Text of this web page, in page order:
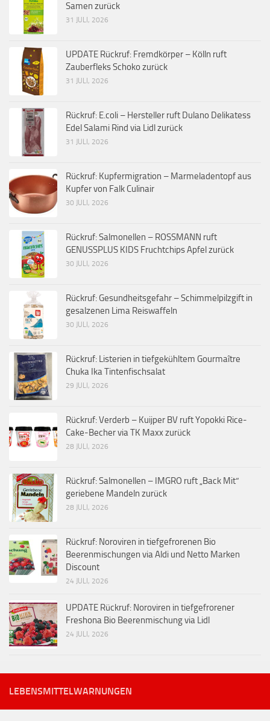
Samen zurück
31 JULI, 2026
UPDATE Rückruf: Fremdkörper – Kölln ruft
Zauberfleks Schoko zurück
31 JULI, 2026
Rückruf: E.coli – Hersteller ruft Dulano Delikatess
Edel Salami Rind via Lidl zurück
31 JULI, 2026
Rückruf: Kupfermigration – Marmeladentopf aus
Kupfer von Falk Culinair
30 JULI, 2026
Rückruf: Salmonellen – ROSSMANN ruft
GENUSSPLUS KIDS Fruchtchips Apfel zurück
30 JULI, 2026
Rückruf: Gesundheitsgefahr – Schimmelpilzgift in
gesalzenen Lima Reiswaffeln
30 JULI, 2026
Rückruf: Listerien in tiefgekühltem Gourmaître
Chuka Ika Tintenfischsalat
29 JULI, 2026
Rückruf: Verderb – Kuijper BV ruft Yopokki Rice-
Cake-Becher via TK Maxx zurück
28 JULI, 2026
Rückruf: Salmonellen – IMGRO ruft „Back Mit“
geriebene Mandeln zurück
28 JULI, 2026
Rückruf: Noroviren in tiefgefrorenen Bio
Beerenmischungen via Aldi und Netto Marken
Discount
24 JULI, 2026
UPDATE Rückruf: Noroviren in tiefgefrorener
Freshona Bio Beerenmischung via Lidl
24 JULI, 2026
LEBENSMITTELWARNUNGEN